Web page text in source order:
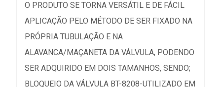
O PRODUTO SE TORNA VERSÁTIL E DE FÁCIL
APLICAÇÃO PELO MÉTODO DE SER FIXADO NA
PRÓPRIA TUBULAÇÃO E NA
ALAVANCA/MAÇANETA DA VÁLVULA, PODENDO
SER ADQUIRIDO EM DOIS TAMANHOS, SENDO;
BLOQUEIO DA VÁLVULA BT-8208-UTILIZADO EM